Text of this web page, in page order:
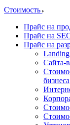
Стоимость
Прайс на
Прайс на
Прайс на
Cайта-
бизнеса